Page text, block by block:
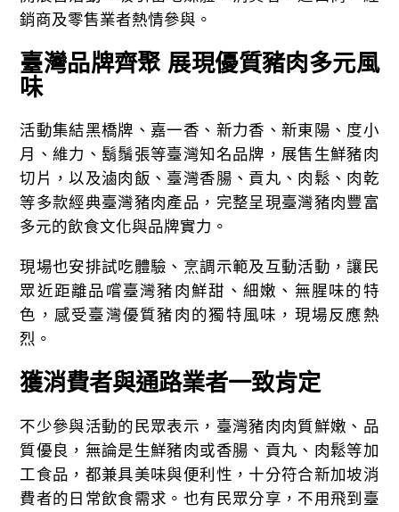
銷商及零售業者熱情參與。
臺灣品牌齊聚 展現優質豬肉多元風
味
活動集結黑橋牌、嘉一香、新力香、新東陽、度小
月、維力、鬍鬚張等臺灣知名品牌，展售生鮮豬肉
切片，以及滷肉飯、臺灣香腸、貢丸、肉鬆、肉乾
等多款經典臺灣豬肉產品，完整呈現臺灣豬肉豐富
多元的飲食文化與品牌實力。
現場也安排試吃體驗、烹調示範及互動活動，讓民
眾近距離品嚐臺灣豬肉鮮甜、細嫩、無腥味的特
色，感受臺灣優質豬肉的獨特風味，現場反應熱
烈。
獲消費者與通路業者一致肯定
不少參與活動的民眾表示，臺灣豬肉肉質鮮嫩、品
質優良，無論是生鮮豬肉或香腸、貢丸、肉鬆等加
工食品，都兼具美味與便利性，十分符合新加坡消
費者的日常飲食需求。也有民眾分享，不用飛到臺